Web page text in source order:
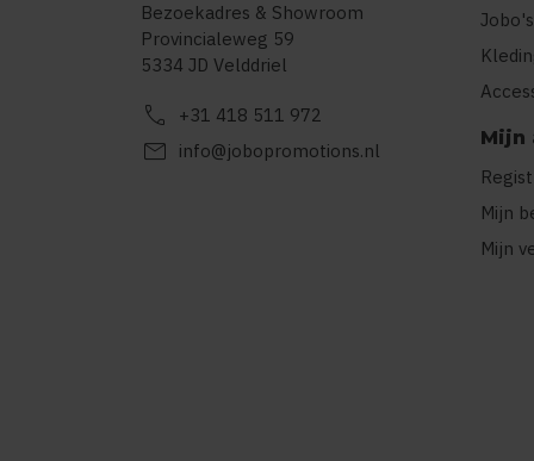
Bezoekadres & Showroom
Provincialeweg 59
5334 JD Velddriel
call +31 418 511 972
mail info@jobopromotions.nl
Mijn
Mijn
Mijn